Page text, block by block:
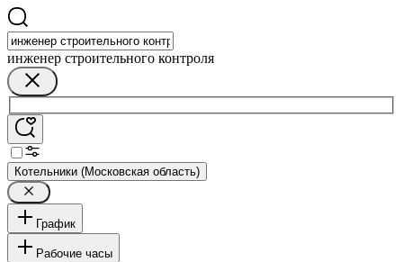
инженер строительного контроля
Котельники (Московская область)
График
Рабочие часы